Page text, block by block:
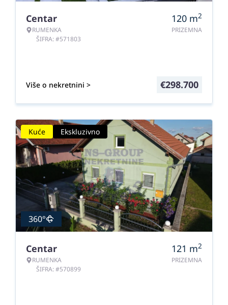
Centar
RUMENKA
ŠIFRA: #571803
120 m2
PRIZEMNA
Više o nekretnini > €298.700
Kuće Ekskluzivno
360°
Centar
RUMENKA
ŠIFRA: #570899
121 m2
PRIZEMNA